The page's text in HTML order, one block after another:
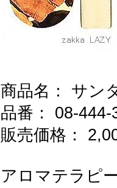
商品名： サン
品番： 08-444-
販売価格：
アロマテラピ